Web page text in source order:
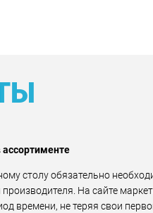
столу обязательно
На сайте
времени, не теряя свои